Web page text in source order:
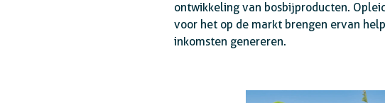
ontwikkeling van bosbijproducten.
voor het op de markt brengen ervan
inkomsten genereren.